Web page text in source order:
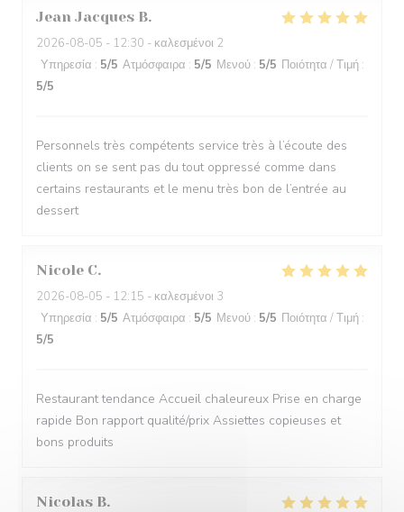
Jean Jacques B
2026-08-05 - 12:30 - καλεσμένοι 2
Υπηρεσία : 5/5 Ατμόσφαιρα : 5/5 Μενού : 5/5 Ποιότητα / Τιμή :
5/5
Personnels très compétents service très à l’écoute des
clients on se sent pas du tout oppressé comme dans
certains restaurants et le menu très bon de l’entrée au
dessert
Nicole C
2026-08-05 - 12:15 - καλεσμένοι 3
Υπηρεσία : 5/5 Ατμόσφαιρα : 5/5 Μενού : 5/5 Ποιότητα / Τιμή :
5/5
Restaurant tendance Accueil chaleureux Prise en charge
rapide Bon rapport qualité/prix Assiettes copieuses et
bons produits
Nicolas B